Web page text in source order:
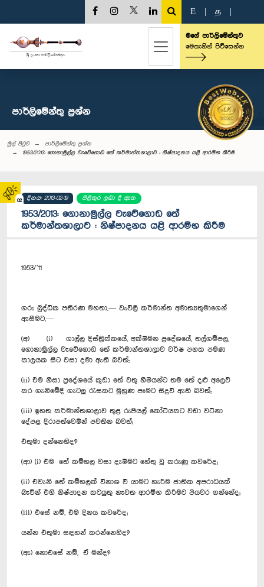
02
E த
මගේ පාර්ලිමේන්තුව
මෙතැනින් පිවිසෙන්න
පාර්ලි‌මේන්තු‌ ප්‍රශ්න
මුල් පිටුව
පාර්ලි‌මේන්තු‌ ප්‍රශ්න
1953/2013: ගොනාමුල්ල වැවේගොඩ තේ කර්මාන්තශාලාව : නිෂ්පාදනය යළි ආරම්භ කිරීම
දිනය: 2013-02-19 පිළිතුර ලබා දී ඇත
1953/2013: ගොනාමුල්ල වැවේගොඩ තේ
කර්මාන්තශාලාව : නිෂ්පාදනය යළි ආරම්භ කිරීම
1953/’11
ගරු බුද්ධික පතිරණ මහතා,— වැවිලි කර්මාන්ත අමාත්‍යතුමාගෙන්
ඇසීමට,—
(අ) (i) ගාල්ල දිස්ත්‍රික්කයේ, අක්මීමන ප්‍රදේශයේ, තල්ගම්පල,
ගොනාමුල්ල වැවේගොඩ තේ කර්මාන්තශාලාව වර්ෂ පහක පමණ
කාලයක සිට වසා දමා ඇති බවත්;
(ii) එම නිසා ප්‍රදේශයේ කුඩා තේ වතු හිමියන්ට තම තේ දළු අලෙවි
කර ගැනීමේදී ගැටලු රැසකට මුහුණ පෑමට සිදුවී ඇති බවත්;
(iii) ඉහත කර්මාන්තශාලාව තුළ රුපියල් කෝටියකට වඩා වටිනා
දේපළ දිරාපත්වෙමින් පවතින බවත්;
එතුමා දන්නෙහිද?
(ආ) (i) එම තේ කම්හල වසා දැමීමට හේතු වූ කරුණු කවරේද;
(ii) එවැනි තේ කම්හලක් විනාශ වී යාමට හැරීම ජාතික අපරාධයක්
බැවින් එහි නිෂ්පාදන කටයුතු නැවත ආරම්භ කිරීමට පියවර ගන්නේද;
(iii) එසේ නම්, එම දිනය කවරේද;
යන්න එතුමා සඳහන් කරන්නෙහිද?
(ඇ) නොඑසේ නම්, ඒ මන්ද?